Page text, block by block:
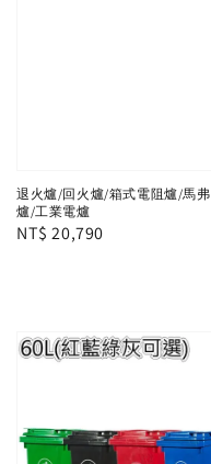
退火爐/回火爐/箱式電阻爐/馬弗
爐/工業電爐
Regular
NT$ 20,790